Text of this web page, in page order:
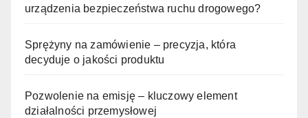
urządzenia bezpieczeństwa ruchu drogowego?
Sprężyny na zamówienie – precyzja, która
decyduje o jakości produktu
Pozwolenie na emisję – kluczowy element
działalności przemysłowej